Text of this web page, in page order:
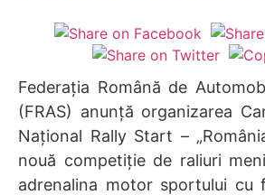
Federația Română de
(FRAS) anunță organizarea
Național Rally Start –
nouă competiție de raliuri
adrenalina motor sportului cu